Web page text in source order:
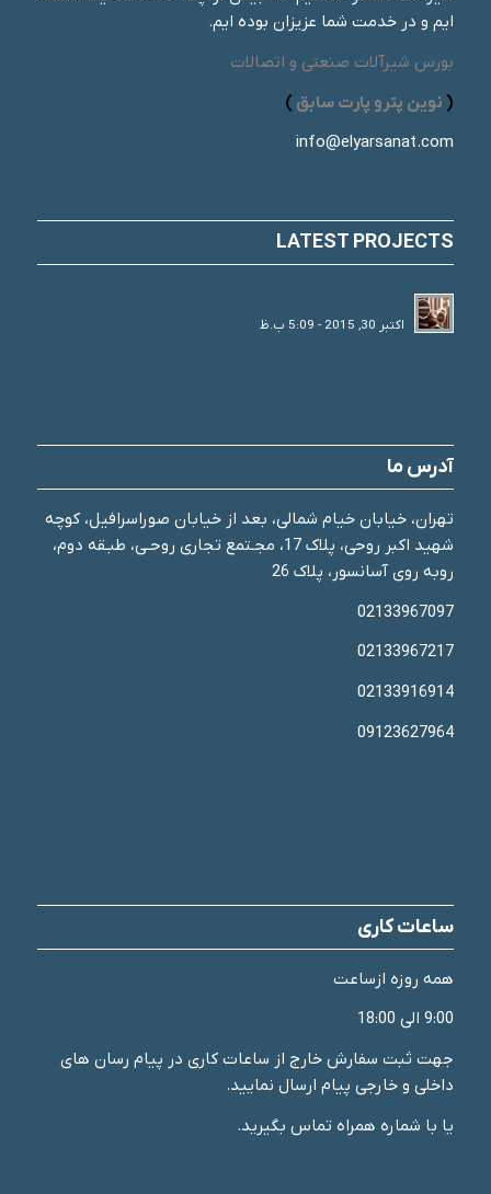
ایم و در خدمت شما عزیزان بوده ایم.
بورس شیرآلات صنعتی و اتصالات
( نوین پترو پارت سابق )
info@elyarsanat.com
LATEST PROJECTS
اکتبر 30, 2015 - 5:09 ب.ظ
آدرس ما
تهران، خیابان خیام شمالی، بعد از خیابان صوراسرافیل، کوچه
شهید اکبر روحی، پلاک 17، مجـتمع تجاری روحـی، طبـقه دوم،
روبه روی آسانسور، پلاک 26
02133967097
02133967217
02133916914
09123627964
ساعات کاری
همه روزه ازساعت
9:00 الی 18:00
جهت ثبت سفارش خارج از ساعات کاری در پیام رسان های
داخلی و خارجی پیام ارسال نمایید.
یا با شماره همراه تماس بگیرید.